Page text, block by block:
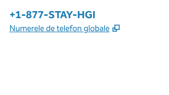
Telefon:
+1-877-STAY-HGI
Numerele de telefon globale ,